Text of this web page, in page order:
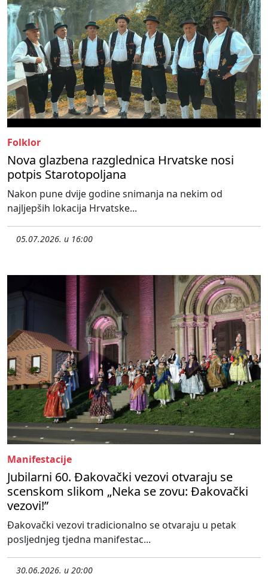
Folklor
Nova glazbena razglednica Hrvatske nosi
potpis Starotopoljana
Nakon pune dvije godine snimanja na nekim od
najljepših lokacija Hrvatske...
05.07.2026. u 16:00
Manifestacije
Jubilarni 60. Đakovački vezovi otvaraju se
scenskom slikom „Neka se zovu: Đakovački
vezovi!”
Đakovački vezovi tradicionalno se otvaraju u petak
posljednjeg tjedna manifestac...
30.06.2026. u 20:00